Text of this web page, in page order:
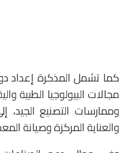
كما تشمل المذكرة إعداد
مجالات البيولوجيا الطبية
وممارسات التصنيع الجيد،
والعناية المركزة وصيانة